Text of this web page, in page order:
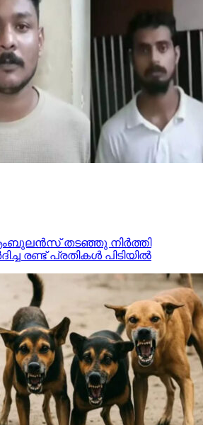
തടഞ്ഞു നിര്‍ത്തി
രണ്ട് പ്രതികള്‍ പിടിയില്‍